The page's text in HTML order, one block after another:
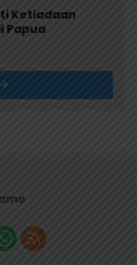
Ketiadaan
Papua